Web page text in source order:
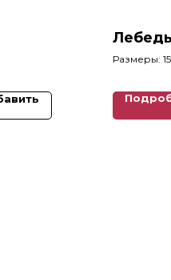
Лебедь
Размеры: